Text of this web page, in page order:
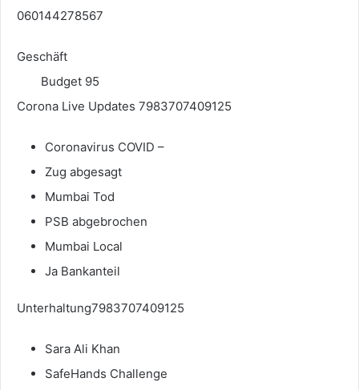
060144278567
Geschäft
Budget 95
Corona Live Updates 7983707409125
Coronavirus COVID –
Zug abgesagt
Mumbai Tod
PSB abgebrochen
Mumbai Local
Ja Bankanteil
Unterhaltung7983707409125
Sara Ali Khan
SafeHands Challenge